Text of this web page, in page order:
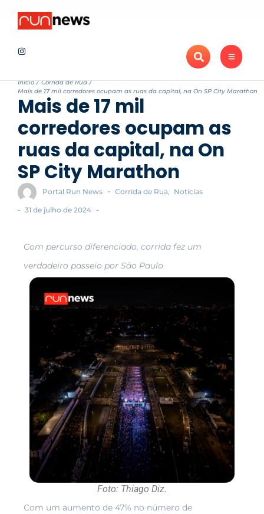
Recentes
Início / Corrida de Rua /
Mais de 17 mil corredores ocupam as ruas da capital, na On SP City Marathon
Mais de 17 mil
corredores ocupam as
ruas da capital, na On
SP City Marathon
Portal Run News - Corrida de Rua, Notícias
- 31 de julho de 2024 -
Com percurso diferenciado, corrida fez um
verdadeiro passeio por São Paulo
Foto: Thiago Diz.
Com um aumento de 47% no número de